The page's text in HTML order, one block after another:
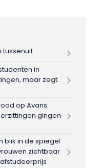
tussenuit
in
maar zegt
op Avans:
gingen
blik in de spiegel
zichtbaar